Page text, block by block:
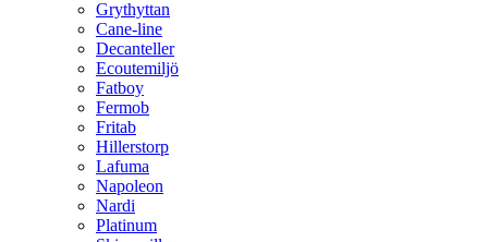
Grythyttan
Cane-line
Decanteller
Ecoutemiljö
Fatboy
Fermob
Fritab
Hillerstorp
Lafuma
Napoleon
Nardi
Platinum